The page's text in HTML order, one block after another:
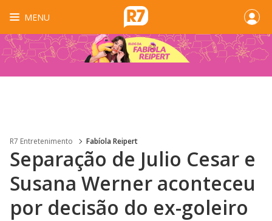
MENU
R7 Entretenimento Fabíola Reipert
Separação de Julio Cesar e
Susana Werner aconteceu
por decisão do ex-goleiro